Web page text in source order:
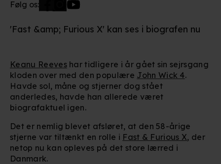
Følg os:
'Fast &amp; Furious X' kan ses i biografen nu
Keanu Reeveshar tidligere i år gået sin sejrsgang
kloden over med den populære John Wick 4.
Havde sol, måne og stjerner dog stået
anderledes, havde han allerede været
biografaktuel igen.
Det er nemlig blevet afsløret, at den 58-årige
stjerne var tiltænkt en rolle i Fast & Furious X, der
netop nu kan opleves på det store lærred i
Danmark.